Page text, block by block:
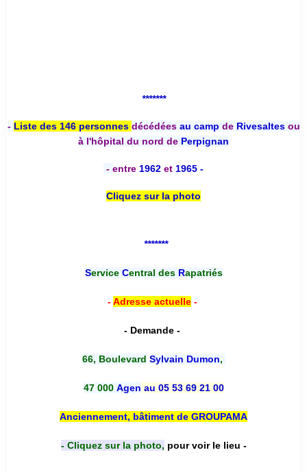
*******
- Liste des 146 personnes décédées au camp deRivesaltesou
à l'hôpital du nord de Perpignan
- entre 1962 et 1965 -
Cliquez sur la photo
*******
Service Central desRapatriés
-Adresse actuelle-
- Demande -
66, Boulevard Sylvain Dumon,
47 000 Agen au 05 53 69 21 00
Anciennement, bâtiment de GROUPAMA
- Cliquez sur la photo, pour voir le lieu -